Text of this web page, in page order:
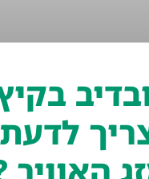
בקיץ –
לדעת על